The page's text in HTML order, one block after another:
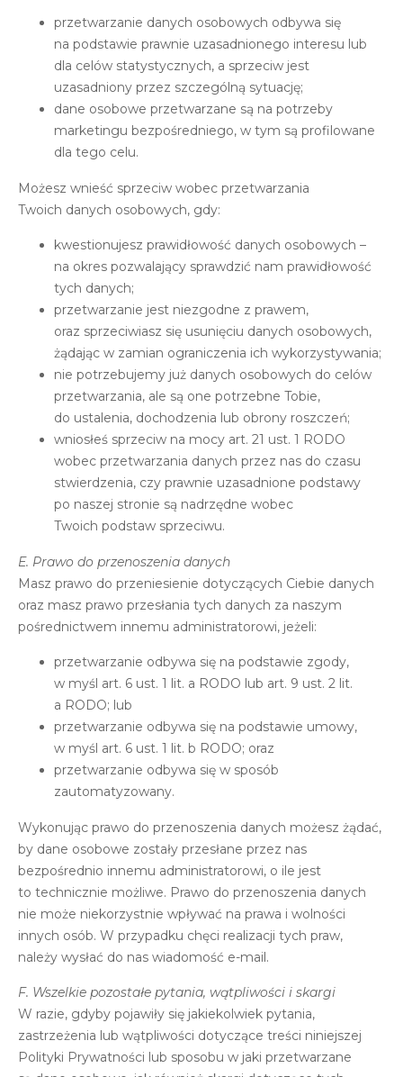
przetwarzanie danych osobowych odbywa się
na podstawie prawnie uzasadnionego interesu lub
dla celów statystycznych, a sprzeciw jest
uzasadniony przez szczególną sytuację;
dane osobowe przetwarzane są na potrzeby
marketingu bezpośredniego, w tym są profilowane
dla tego celu.
Możesz wnieść sprzeciw wobec przetwarzania
Twoich danych osobowych, gdy:
kwestionujesz prawidłowość danych osobowych –
na okres pozwalający sprawdzić nam prawidłowość
tych danych;
przetwarzanie jest niezgodne z prawem,
oraz sprzeciwiasz się usunięciu danych osobowych,
żądając w zamian ograniczenia ich wykorzystywania;
nie potrzebujemy już danych osobowych do celów
przetwarzania, ale są one potrzebne Tobie,
do ustalenia, dochodzenia lub obrony roszczeń;
wniosłeś sprzeciw na mocy art. 21 ust. 1 RODO
wobec przetwarzania danych przez nas do czasu
stwierdzenia, czy prawnie uzasadnione podstawy
po naszej stronie są nadrzędne wobec
Twoich podstaw sprzeciwu.
E. Prawo do przenoszenia danych
Masz prawo do przeniesienie dotyczących Ciebie danych
oraz masz prawo przesłania tych danych za naszym
pośrednictwem innemu administratorowi, jeżeli:
przetwarzanie odbywa się na podstawie zgody,
w myśl art. 6 ust. 1 lit. a RODO lub art. 9 ust. 2 lit.
a RODO; lub
przetwarzanie odbywa się na podstawie umowy,
w myśl art. 6 ust. 1 lit. b RODO; oraz
przetwarzanie odbywa się w sposób
zautomatyzowany.
Wykonując prawo do przenoszenia danych możesz żądać,
by dane osobowe zostały przesłane przez nas
bezpośrednio innemu administratorowi, o ile jest
to technicznie możliwe. Prawo do przenoszenia danych
nie może niekorzystnie wpływać na prawa i wolności
innych osób. W przypadku chęci realizacji tych praw,
należy wysłać do nas wiadomość e-mail.
F. Wszelkie pozostałe pytania, wątpliwości i skargi
W razie, gdyby pojawiły się jakiekolwiek pytania,
zastrzeżenia lub wątpliwości dotyczące treści niniejszej
Polityki Prywatności lub sposobu w jaki przetwarzane